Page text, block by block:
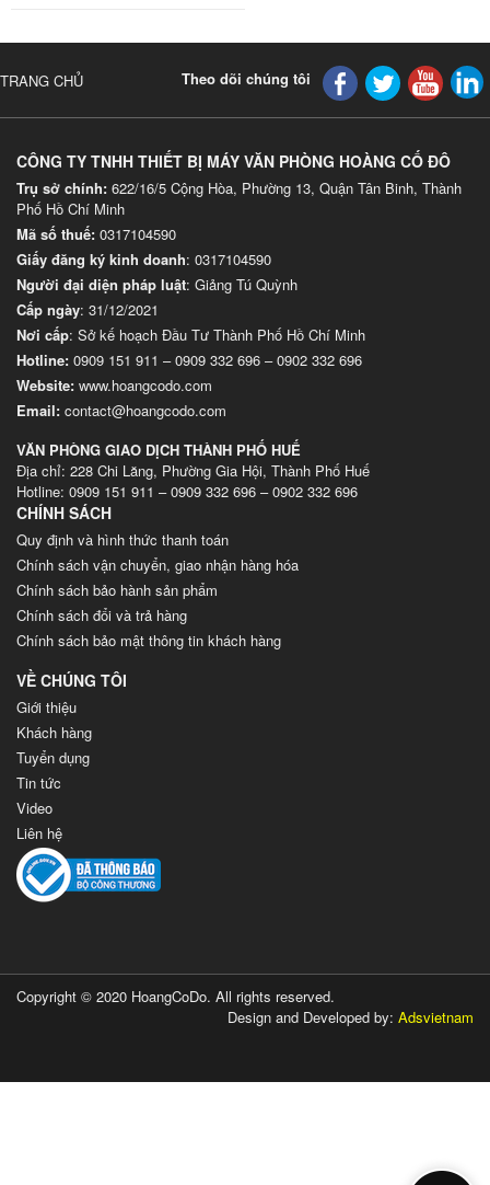
TRANG CHỦ Theo dõi chúng tôi
CÔNG TY TNHH THIẾT BỊ MÁY VĂN PHÒNG HOÀNG CỐ ĐÔ
Trụ sở chính: 622/16/5 Cộng Hòa, Phường 13, Quận Tân Binh, Thành
Phố Hồ Chí Minh
Mã số thuế: 0317104590
Giấy đăng ký kinh doanh: 0317104590
Người đại diện pháp luật: Giảng Tú Quỳnh
Cấp ngày: 31/12/2021
Nơi cấp: Sở kế hoạch Đầu Tư Thành Phố Hồ Chí Minh
Hotline: 0909 151 911 –0909 332 696 –0902 332 696
Website: www.hoangcodo.com
Email: contact@hoangcodo.com
VĂN PHÒNG GIAO DỊCH THÀNH PHỐ HUẾ
Địa chỉ: 228 Chi Lăng, Phường Gia Hội, Thành Phố Huế
Hotline: 0909 151 911 – 0909 332 696 – 0902 332 696
CHÍNH SÁCH
Quy định và hình thức thanh toán
Chính sách vận chuyển, giao nhận hàng hóa
Chính sách bảo hành sản phẩm
Chính sách đổi và trả hàng
Chính sách bảo mật thông tin khách hàng
VỀ CHÚNG TÔI
Giới thiệu
Khách hàng
Tuyển dụng
Tin tức
Video
Liên hệ
Copyright © 2020 HoangCoDo. All rights reserved.
Design and Developed by: Adsvietnam